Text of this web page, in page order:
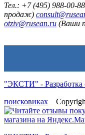
Тел.: +7 (495) 988-00-
продаж)
otziv@rusean.ru (Ваши
"ЭКСТИ" - Разработка
поисковиках